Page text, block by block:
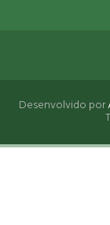
Desenvolvido por